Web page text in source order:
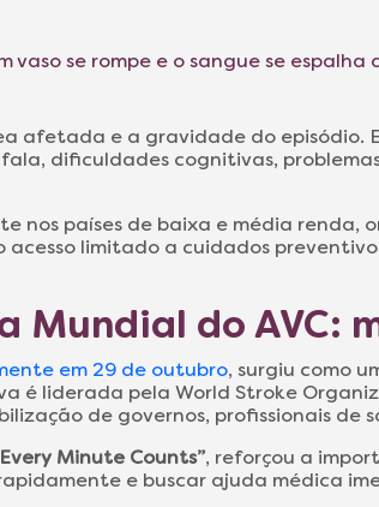
vaso se rompe e o sangue se
afetada e a gravidade do episódio.
dificuldades cognitivas,
nos países de baixa e média renda,
acesso limitado a cuidados
Mundial do AVC:
em 29 de outubro, surgiu como
é liderada pela World Stroke
de governos, profissionais de
Minute Counts”, reforçou a
e buscar ajuda médica